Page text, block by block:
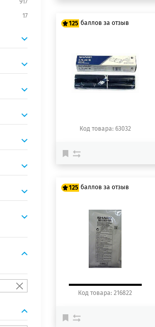
917
17
125 баллов за отзыв
125 баллов
Код товара: 63032
125 баллов за отзыв
100 баллов
125 баллов
Код товара: 216822